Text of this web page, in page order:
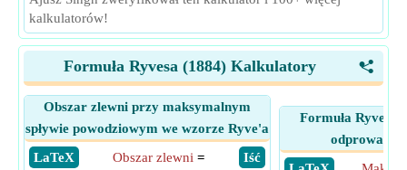
kalkulatorów!
<
Formuła Ryvesa (1884) Kalkulatory
Obszar zlewni przy maksymalnym
spływie powodziowym we wzorze Ryve'a
​ LaTeX
​ Iść
Obszar zlewni =
Formuła Ryves